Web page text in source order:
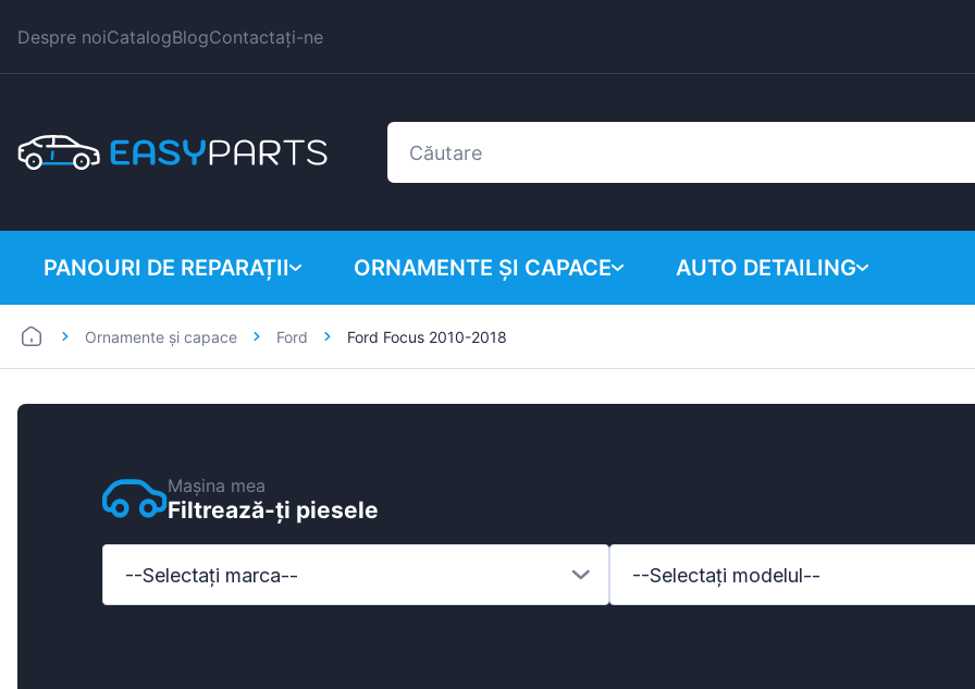
Despre noiCatalogBlogContactați-ne
PANOURI DE REPARAȚII
Autoutilitare
ORNAMENTE ȘI CAPACE
BMW
Hyundai
AUTO DETAILING
Ornamente și capace Ford Ford Focus 2010-2018
Mașina mea
Filtrează-ți piesele
--Selectați marca-- --Selectați modelul--